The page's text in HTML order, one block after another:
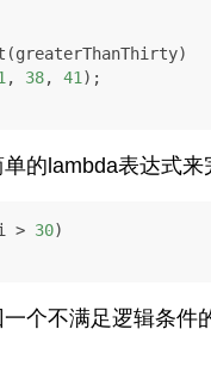
, 38, 41 );
的lambda表达式来
> 30)
个不满足逻辑条件